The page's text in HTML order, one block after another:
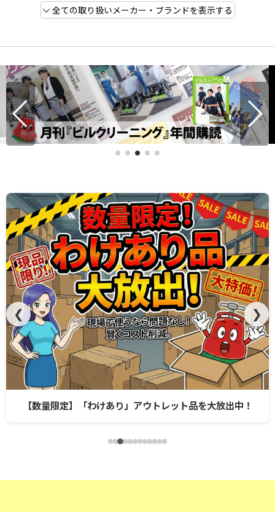
全ての取り扱いメーカー・ブランドを表示する
【数量限定】「わけあり」アウトレット品を大放出中！
❮ ❯